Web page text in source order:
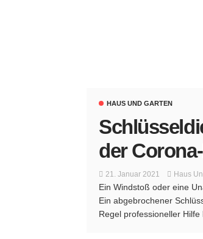
HAUS UND GARTEN
der
21. Januar 2021 Haus
Ein Windstoß oder eine
Ein abgebrochener
Regel professioneller Hilfe